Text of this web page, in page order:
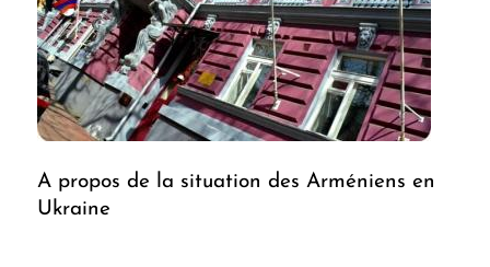
A propos de la situation des Arméniens en
Ukraine